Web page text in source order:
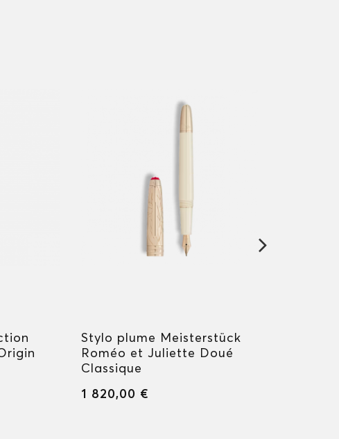
Stylo plume Meisterstück
Roméo et Juliette Doué
Classique
1 820,00 €